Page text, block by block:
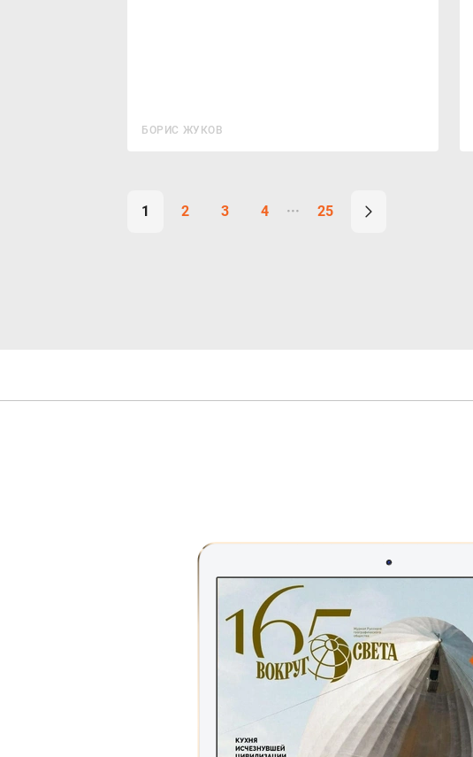
БОРИС ЖУКОВ
1 2 3 4 25